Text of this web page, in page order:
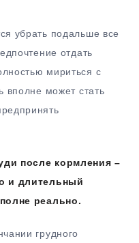
убрать подальше все
отдать
мириться с
вполне может стать
после кормления –
и длительный
реально.
грудного